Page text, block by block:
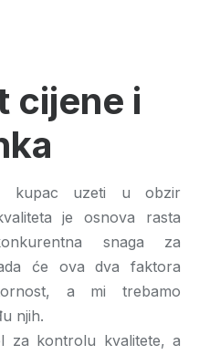
cijene i
kupac uzeti u obzir
je osnova rasta
snaga za
će ova dva faktora
a mi trebamo
njih.
za kontrolu kvalitete, a